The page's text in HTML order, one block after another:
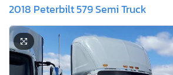
2018 Peterbilt 579 Semi Truck